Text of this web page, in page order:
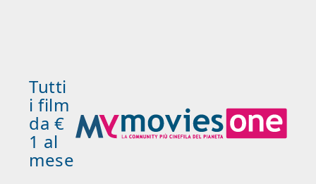
Tutti
i film
da €
1 al
mese